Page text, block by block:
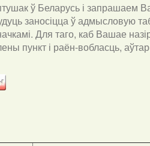
ў Беларусь і запрашаем
заносіцца ў адмысловую
Для таго, каб Вашае
пункт і раён-вобласць,